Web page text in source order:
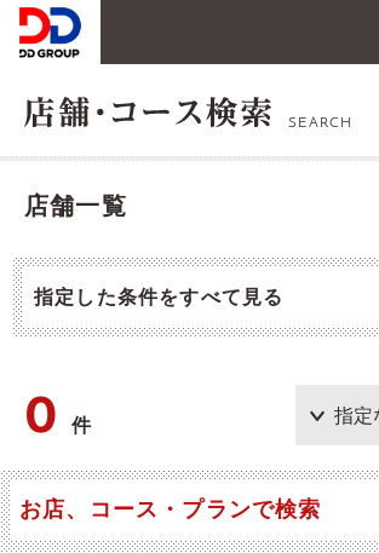
SEARCH
店舗一覧
指定した条件をすべて見る
0件
お店、コース・プランで検索